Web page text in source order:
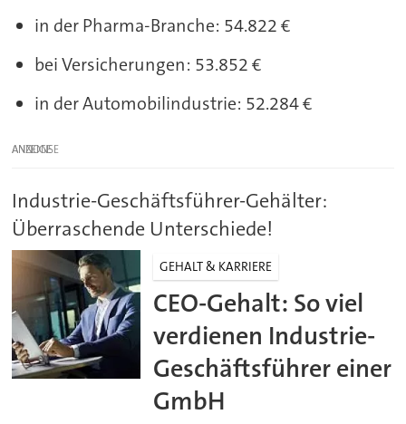
in der Pharma-Branche: 54.822 €
bei Versicherungen: 53.852 €
in der Automobilindustrie: 52.284 €
ANZEIGE
Industrie-Geschäftsführer-Gehälter:
Überraschende Unterschiede!
GEHALT & KARRIERE
CEO-Gehalt: So viel
verdienen Industrie-
Geschäftsführer einer
GmbH